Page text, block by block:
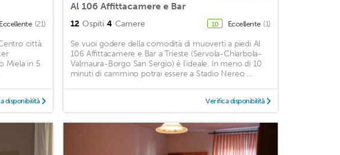
Eccellente (21)
città
Miela in 5
disponibilità
Al 106 Affittacamere e Bar
12 Ospiti 4 Camere 10 Eccellente (1)
Se vuoi godere della comodità di muoverti a piedi Al
106 Affittacamere e Bar a Trieste (Servola-Chiarbola-
Valmaura-Borgo San Sergio) è l'ideale. In meno di 10
minuti di cammino potrai essere a Stadio Nereo ...
Verifica disponibilità